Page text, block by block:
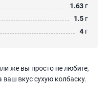
1.63 г
1.5 г
4 г
же вы просто не любите,
вкус сухую колбаску.